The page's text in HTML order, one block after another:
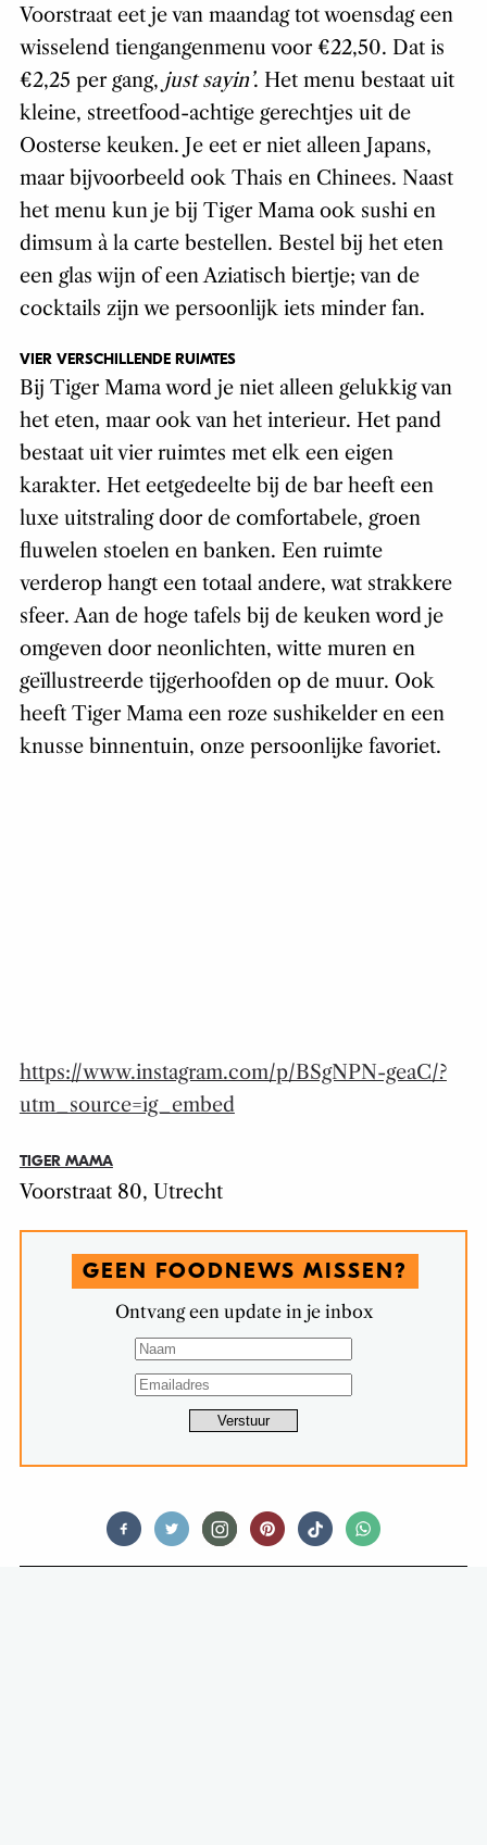
Voorstraat eet je van maandag tot woensdag een
wisselend tiengangenmenu voor €22,50. Dat is
€2,25 per gang, just sayin’. Het menu bestaat uit
kleine, streetfood-achtige gerechtjes uit de
Oosterse keuken. Je eet er niet alleen Japans,
maar bijvoorbeeld ook Thais en Chinees. Naast
het menu kun je bij Tiger Mama ook sushi en
dimsum à la carte bestellen. Bestel bij het eten
een glas wijn of een Aziatisch biertje; van de
cocktails zijn we persoonlijk iets minder fan.
VIER VERSCHILLENDE RUIMTES
Bij Tiger Mama word je niet alleen gelukkig van
het eten, maar ook van het interieur. Het pand
bestaat uit vier ruimtes met elk een eigen
karakter. Het eetgedeelte bij de bar heeft een
luxe uitstraling door de comfortabele, groen
fluwelen stoelen en banken. Een ruimte
verderop hangt een totaal andere, wat strakkere
sfeer. Aan de hoge tafels bij de keuken word je
omgeven door neonlichten, witte muren en
geïllustreerde tijgerhoofden op de muur. Ook
heeft Tiger Mama een roze sushikelder en een
knusse binnentuin, onze persoonlijke favoriet.
https://www.instagram.com/p/BSgNPN-geaC/?
utm_source=ig_embed
TIGER MAMA
Voorstraat 80, Utrecht
GEEN FOODNEWS MISSEN?
Ontvang een update in je inbox